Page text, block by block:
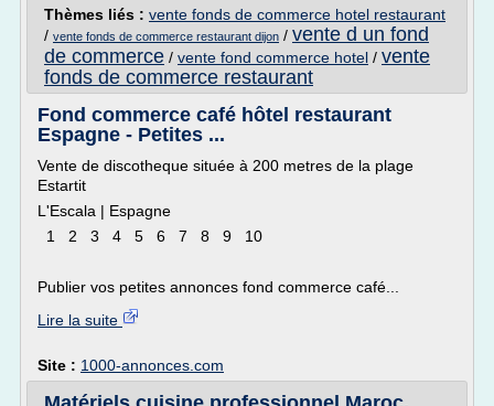
Thèmes liés : vente fonds de commerce hotel restaurant
/ vente fonds de commerce restaurant dijon / vente d un fond
de commerce / vente fond commerce hotel / vente
fonds de commerce restaurant
Fond commerce café hôtel restaurant
Espagne - Petites ...
Vente de discotheque située à 200 metres de la plage
Estartit
L'Escala | Espagne
1 2 3 4 5 6 7 8 9 10
Publier vos petites annonces fond commerce café...
Lire la suite
Site : 1000-annonces.com